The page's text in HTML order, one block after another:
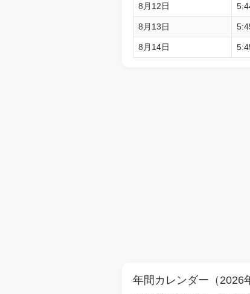
8月12日
8月13日
8月14日
年間カレンダー（2026